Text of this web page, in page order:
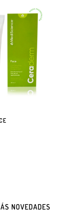
NOVEDADES